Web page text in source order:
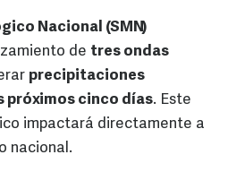
Nacional (SMN)
de tres ondas
precipitaciones
próximos cinco días. Este
impactará directamente a
nacional.